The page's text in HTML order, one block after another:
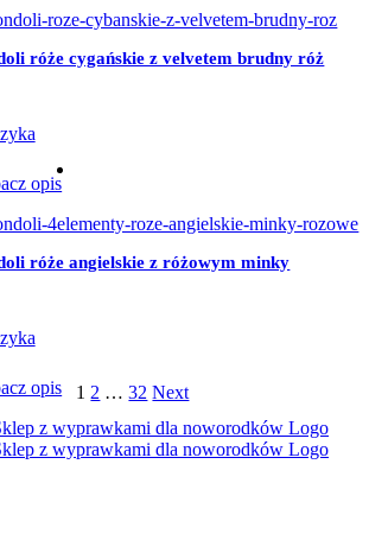
róże cygańskie z velvetem brudny róż
opis
róże angielskie z różowym minky
opis 1 2 … 32 Next